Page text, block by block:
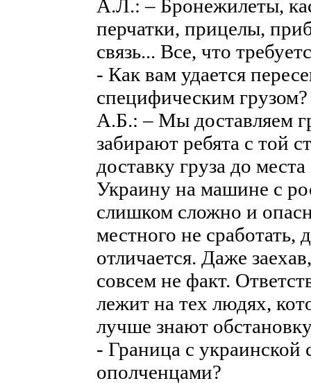
А.Л.: – Бронежилеты,
перчатки, прицелы,
связь... Все, что
- Как вам удается
специфическим грузом?
А.Б.: – Мы доставляем
забирают ребята с той
доставку груза до
Украину на машине с
слишком сложно и
местного не сработать,
отличается. Даже
совсем не факт.
лежит на тех людях,
лучше знают
- Граница с украинской
ополченцами?